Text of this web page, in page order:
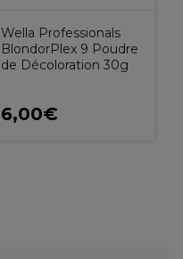
Wella Professionals
BlondorPlex 9 Poudre
de Décoloration 30g
6,00€